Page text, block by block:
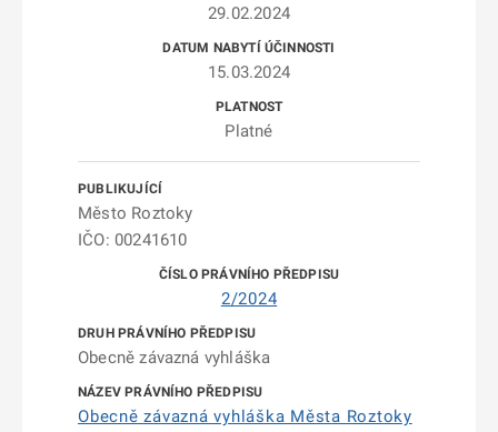
29.02.2024
15.03.2024
Platné
Město Roztoky
IČO: 00241610
2/2024
Obecně závazná vyhláška
Obecně závazná vyhláška Města Roztoky